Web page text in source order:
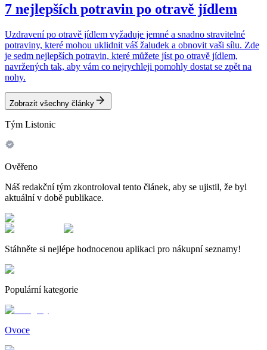
7 nejlepších potravin po otravě jídlem
Uzdravení po otravě jídlem vyžaduje jemné a snadno stravitelné
potraviny, které mohou uklidnit váš žaludek a obnovit vaši sílu. Zde
je sedm nejlepších potravin, které můžete jíst po otravě jídlem,
navržených tak, aby vám co nejrychleji pomohly dostat se zpět na
nohy.
Zobrazit všechny články
Tým Listonic
Ověřeno
Náš redakční tým zkontroloval tento článek, aby se ujistil, že byl
aktuální v době publikace.
Stáhněte si nejlépe hodnocenou aplikaci pro nákupní seznamy!
Populární kategorie
Ovoce